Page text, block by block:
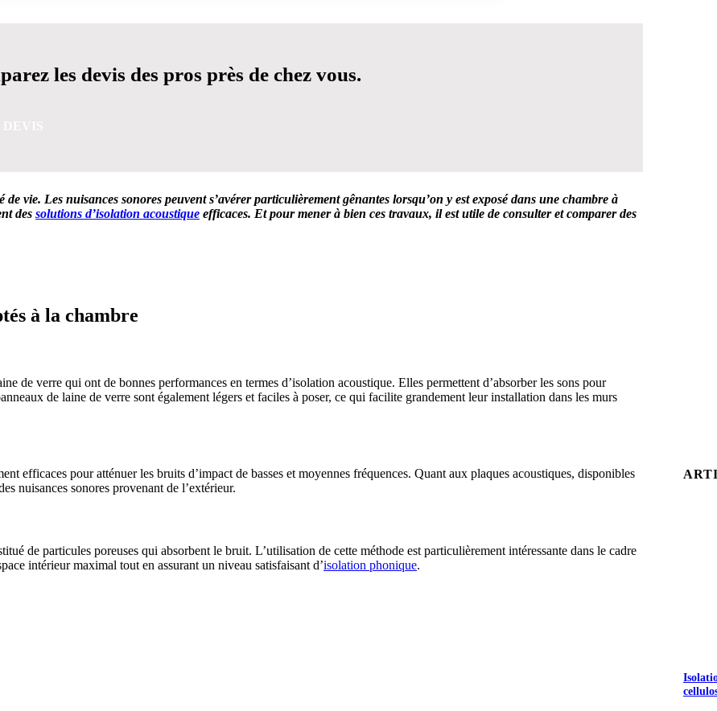
les devis des pros près de chez vous.
vie. Les nuisances sonores peuvent s’avérer particulièrement gênantes lorsqu’on y est exposé dans une chambre à
des solutions d’isolation acoustique efficaces. Et pour mener à bien ces travaux, il est utile de consulter et comparer des
à la chambre
de verre qui ont de bonnes performances en termes d’isolation acoustique. Elles permettent d’absorber les sons pour
de laine de verre sont également légers et faciles à poser, ce qui facilite grandement leur installation dans les murs
efficaces pour atténuer les bruits d’impact de basses et moyennes fréquences. Quant aux plaques acoustiques, disponibles
nuisances sonores provenant de l’extérieur.
de particules poreuses qui absorbent le bruit. L’utilisation de cette méthode est particulièrement intéressante dans le cadre
intérieur maximal tout en assurant un niveau satisfaisant d’isolation phonique.